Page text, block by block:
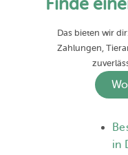
Finde
Das bieten wir
Zahlungen,
in